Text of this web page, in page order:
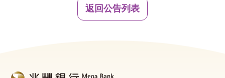
返回公告列表